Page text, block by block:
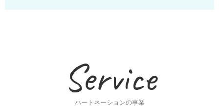
Service
ハートネーションの事業